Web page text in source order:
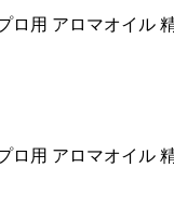
ロ用 アロマオイル
ロ用 アロマオイル